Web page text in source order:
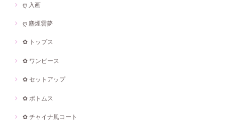
ღ 入画
ღ 塵煙雲夢
✿ トップス
✿ ワンピース
✿ セットアップ
✿ ボトムス
✿ チャイナ風コート